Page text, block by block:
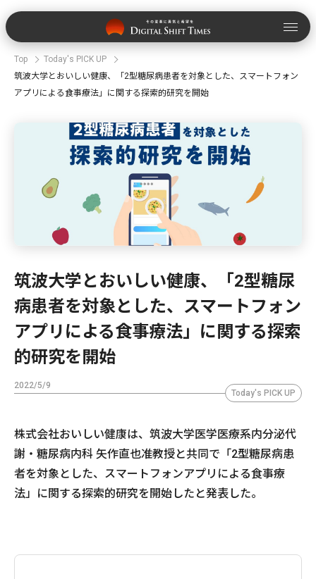
Top
Today's PICK UP
筑波大学とおいしい健康、「2型糖尿病患者を対象とした、スマートフォン
アプリによる食事療法」に関する探索的研究を開始
筑波大学とおいしい健康、「2型糖尿
病患者を対象とした、スマートフォン
アプリによる食事療法」に関する探索
的研究を開始
2022/5/9
Today's PICK UP
株式会社おいしい健康は、筑波大学医学医療系内分泌代
謝・糖尿病内科 矢作直也准教授と共同で「2型糖尿病患
者を対象とした、スマートフォンアプリによる食事療
法」に関する探索的研究を開始したと発表した。